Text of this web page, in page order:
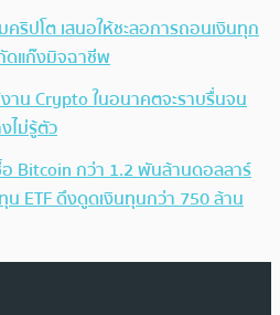
ริปโต เสนอให้ชะลอการถอนเงินทุก
ดแก๊งมิจฉาชีพ
าน Crypto ในอนาคตจะราบรื่นจน
ไม่รู้ตัว
Bitcoin กว่า 1.2 พันล้านดอลลาร์
ETF ดึงดูดเงินทุนกว่า 750 ล้าน